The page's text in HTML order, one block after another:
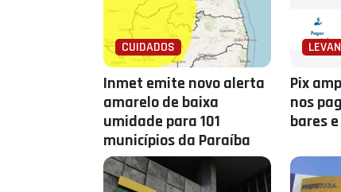
CUIDADOS
Inmet emite novo alerta
amarelo de baixa
umidade para 101
municípios da Paraíba
Pix
nos
bares